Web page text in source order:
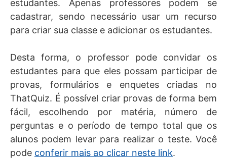
estudantes. Apenas professores podem se
cadastrar, sendo necessário usar um recurso
para criar sua classe e adicionar os estudantes.
Desta forma, o professor pode convidar os
estudantes para que eles possam participar de
provas, formulários e enquetes criadas no
ThatQuiz. É possível criar provas de forma bem
fácil, escolhendo por matéria, número de
perguntas e o período de tempo total que os
alunos podem levar para realizar o teste. Você
pode conferir mais ao clicar neste link.